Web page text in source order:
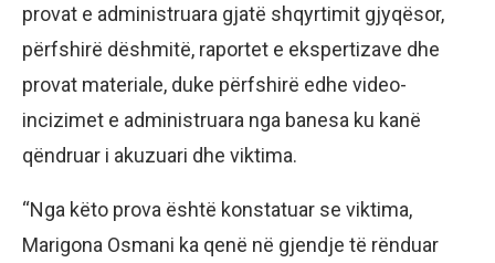
provat e administruara gjatë shqyrtimit gjyqësor,
përfshirë dëshmitë, raportet e ekspertizave dhe
provat materiale, duke përfshirë edhe video-
incizimet e administruara nga banesa ku kanë
qëndruar i akuzuari dhe viktima.
“Nga këto prova është konstatuar se viktima,
Marigona Osmani ka qenë në gjendje të rënduar